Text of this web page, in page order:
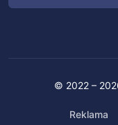
© 2022 –
Reklama